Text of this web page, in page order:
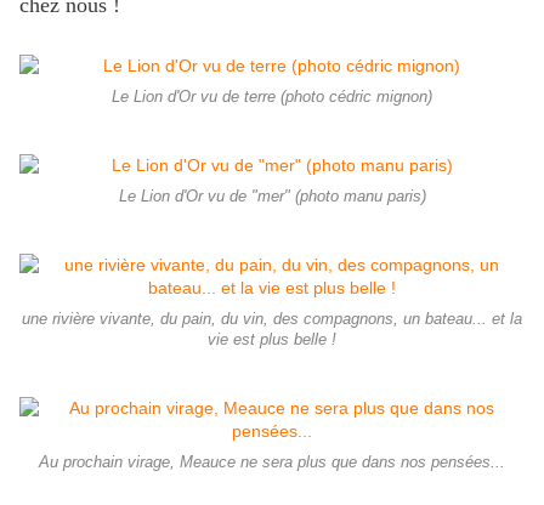
chez nous !
Le Lion d'Or vu de terre (photo cédric mignon)
Le Lion d'Or vu de "mer" (photo manu paris)
une rivière vivante, du pain, du vin, des compagnons, un bateau... et la
vie est plus belle !
Au prochain virage, Meauce ne sera plus que dans nos pensées...